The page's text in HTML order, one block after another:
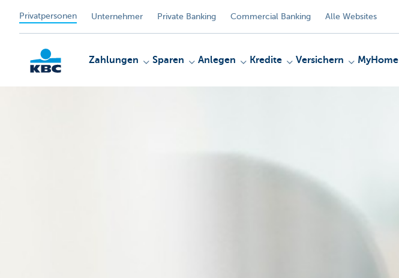
Privatpersonen Unternehmer Private Banking Commercial Banking Alle Websites
Zahlungen Sparen Anlegen Kredite Versichern MyHome